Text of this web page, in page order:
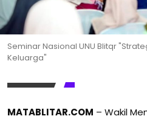
Seminar Nasional UNU Blitqr
Keluarga"
MATABLITAR.COM – Wakil